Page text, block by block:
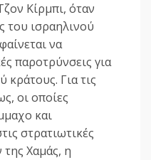
Κίρμπι, όταν
του ισραηλινού
να
παροτρύνσεις για
κράτους. Για τις
οι οποίες
και
στρατιωτικές
της Χαμάς, η